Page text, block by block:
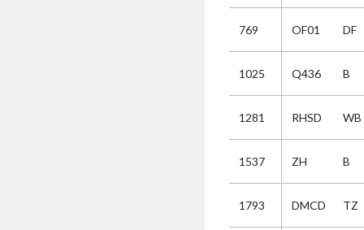
769 OF01 DF
1025 Q436 B
1281 RHSD WB
1537 ZH B
1793 DMCD TZ